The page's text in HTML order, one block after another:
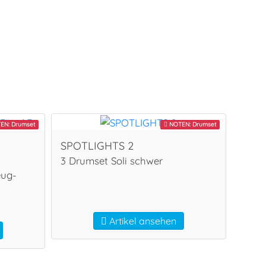
Drumset NOTEN: Drumset
SPOTLIGHTS 2
3 Drumset Soli schwer
Artikel ansehen